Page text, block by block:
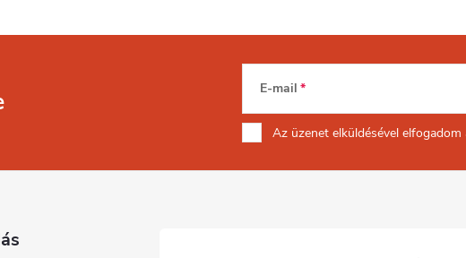
E-mail
Az üzenet elküldésével elfogadom